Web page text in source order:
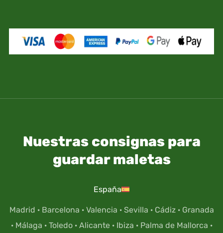
Nuestras consignas para
guardar maletas
España
Madrid · Barcelona · Valencia · Sevilla · Cádiz· Granada
· Málaga · Toledo· Alicante· Ibiza · Palma de Mallorca ·